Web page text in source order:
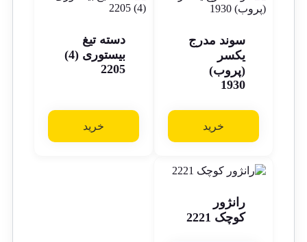
سوند مدرج
یکسر
(پروب)
1930
خرید
دسته تیغ
بیستوری (4)
2205
خرید
رانژور
کوچک 2221